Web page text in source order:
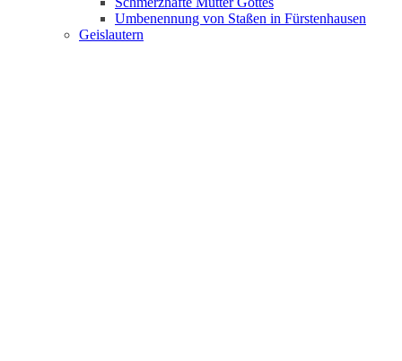
Umbenennung von Staßen in Fürstenhausen
Geislautern